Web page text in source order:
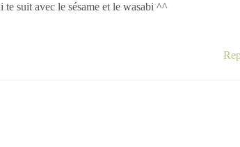
suit avec le sésame et le wasabi ^^